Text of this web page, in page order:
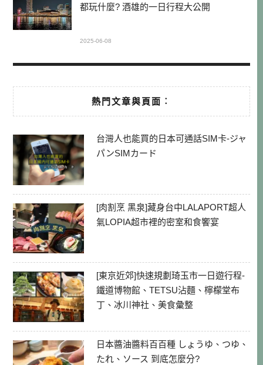
都玩什麼? 酒雄的一日行程大公開
2025-06-08
熱門文章與頁面︰
台灣人也能買的日本可通話SIM卡-ジャ
パンSIMカード
[肉割烹 黑泉]藏身台中LALAPORT超人
氣LOPIA超市裡的密室和食饗宴
[東京近郊]快速規劃琦玉市一日遊行程-
鐵道博物館、TETSU沾麵、檸檬堂布
丁、冰川神社、美食彙整
日本醬油醬料百百種 しょうゆ、つゆ、
たれ、ソース 到底怎麼分?